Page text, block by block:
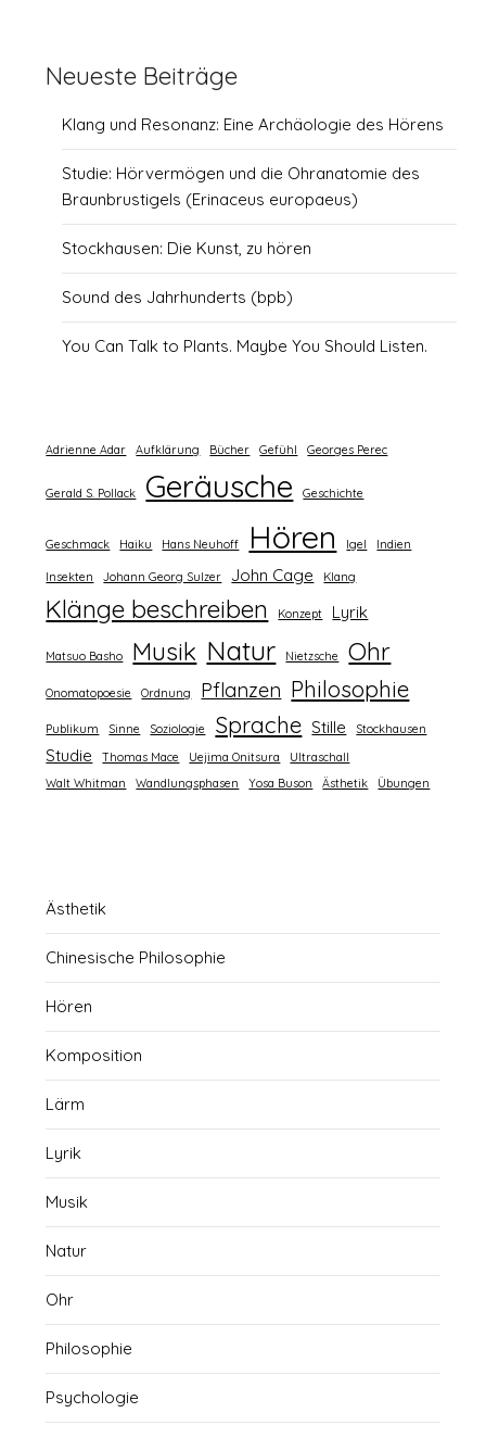
Neueste Beiträge
Klang und Resonanz: Eine Archäologie des Hörens
Studie: Hörvermögen und die Ohranatomie des
Braunbrustigels (Erinaceus europaeus)
Stockhausen: Die Kunst, zu hören
Sound des Jahrhunderts (bpb)
You Can Talk to Plants. Maybe You Should Listen.
Adrienne Adar Aufklärung Bücher Gefühl Georges Perec
Gerald S. Pollack Geräusche Geschichte
Geschmack Haiku Hans Neuhoff Hören Igel Indien
Insekten Johann Georg Sulzer John Cage Klang
Klänge beschreiben Konzept Lyrik
Matsuo Basho Musik Natur Nietzsche Ohr
Onomatopoesie Ordnung Pflanzen Philosophie
Publikum Sinne Soziologie Sprache Stille Stockhausen
Studie Thomas Mace Uejima Onitsura
Ultraschall
Walt Whitman
Wandlungsphasen Yosa Buson Ästhetik Übungen
Ästhetik
Chinesische Philosophie
Hören
Komposition
Lärm
Lyrik
Musik
Natur
Ohr
Philosophie
Psychologie